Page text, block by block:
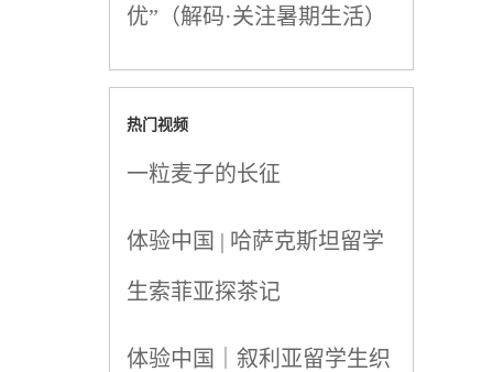
优”（解码·关注暑期生活）
热门视频
一粒麦子的长征
体验中国 | 哈萨克斯坦留学
生索菲亚探茶记
体验中国｜叙利亚留学生织